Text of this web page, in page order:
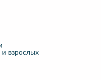
и взрослых